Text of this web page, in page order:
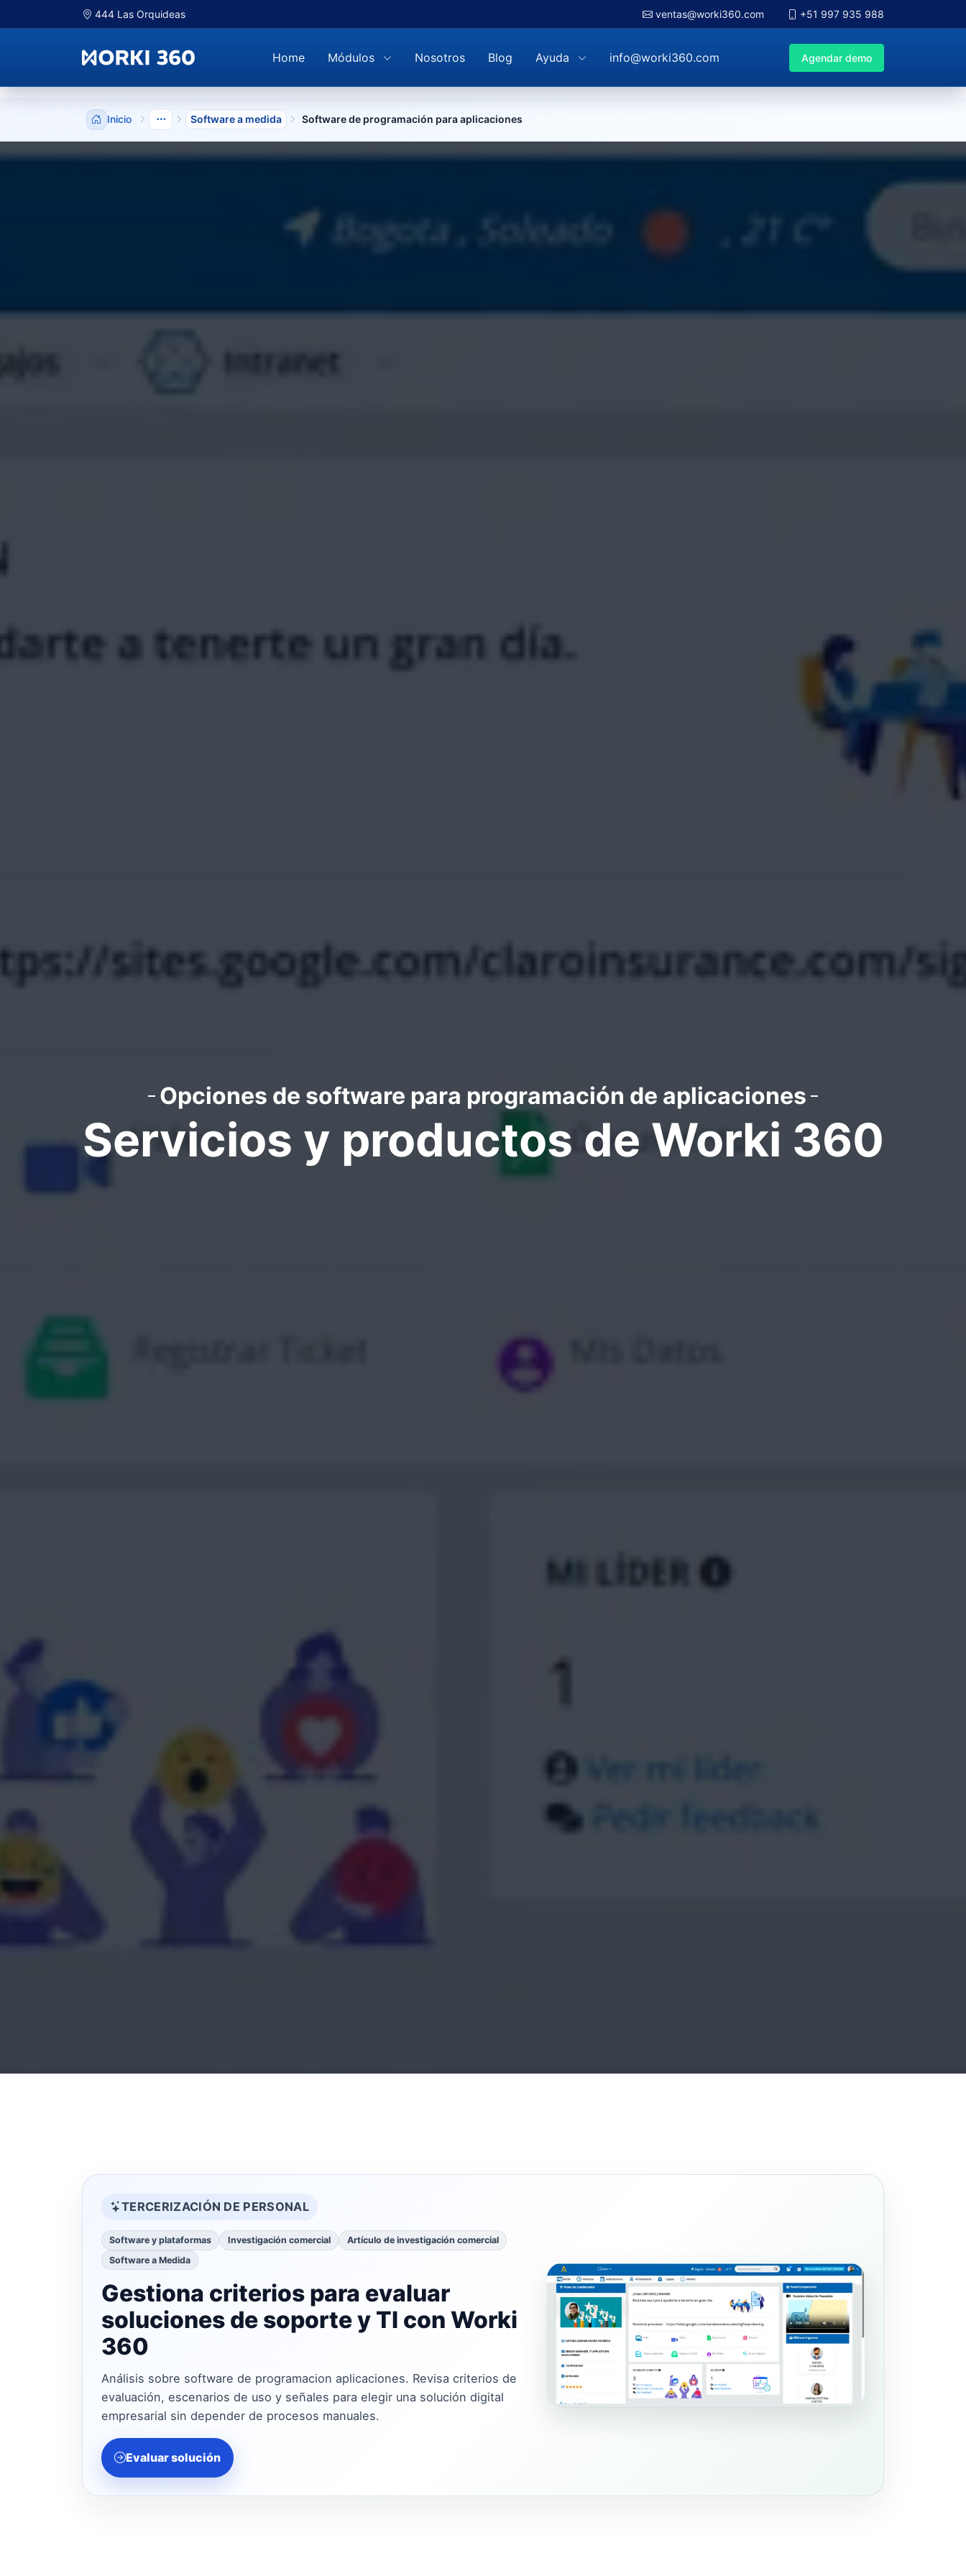
444 Las Orquideas ventas@worki360.com +51 997 935 988
Home Módulos Nosotros Blog Ayuda info@worki360.com Agendar demo
Inicio Mostrar niveles anteriores
Software a medida Software de programación para aplicaciones
Opciones de software para programación de aplicaciones
Servicios y productos de Worki 360
TERCERIZACIÓN DE PERSONAL
Software y plataformas Investigación comercial
Artículo de investigación comercial
Software a Medida
Gestiona criterios para evaluar
soluciones de soporte y TI con Worki
360
Análisis sobre software de programacion aplicaciones. Revisa criterios de
evaluación, escenarios de uso y señales para elegir una solución digital
empresarial sin depender de procesos manuales.
Evaluar solución